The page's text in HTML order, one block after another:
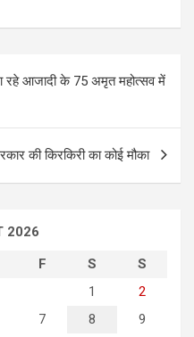
रहे आजादी के 75 अमृत महोत्सव में
की किरकिरी का कोई मौका
2026
F S
S
1
2
7 8
9